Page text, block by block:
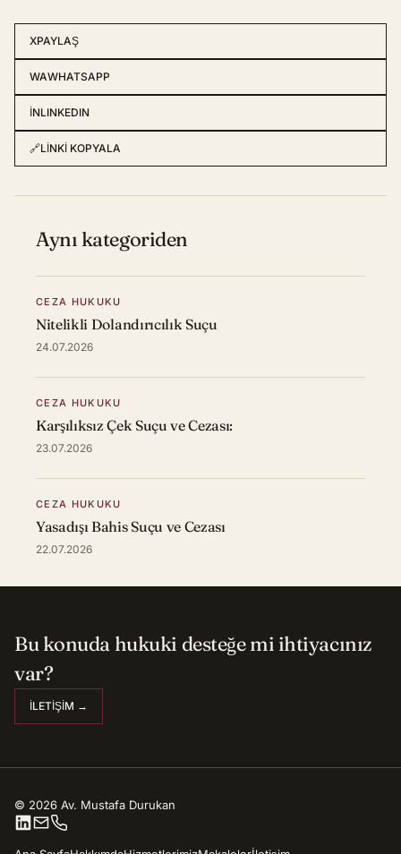
XPAYLAŞ
WAWHATSAPP
INLINKEDIN
🔗LINKI KOPYALA
Aynı kategoriden
CEZA HUKUKU
Nitelikli Dolandırıcılık Suçu
24.07.2026
CEZA HUKUKU
Karşılıksız Çek Suçu ve Cezası:
23.07.2026
CEZA HUKUKU
Yasadışı Bahis Suçu ve Cezası
22.07.2026
Bu konuda hukuki desteğe mi ihtiyacınız
var?
İLETIŞIM →
© 2026 Av. Mustafa Durukan